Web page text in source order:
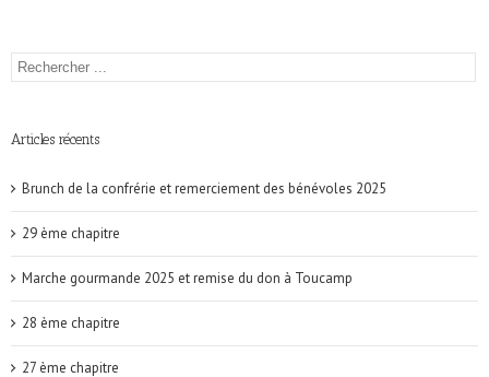
Articles récents
Brunch de la confrérie et remerciement des bénévoles 2025
29 ème chapitre
Marche gourmande 2025 et remise du don à Toucamp
28 ème chapitre
27 ème chapitre